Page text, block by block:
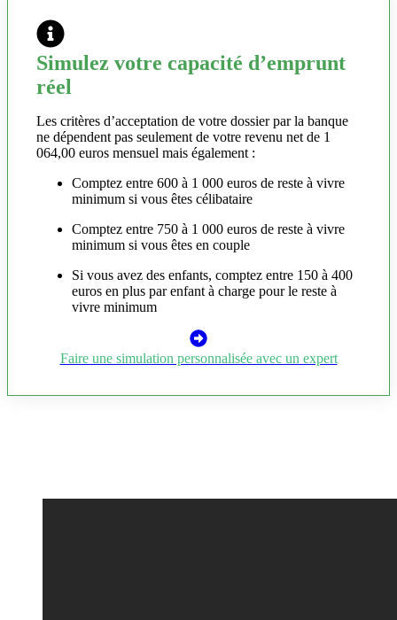
Simulez votre capacité d’emprunt
réel
Les critères d’acceptation de votre dossier par la banque
ne dépendent pas seulement de votre revenu net de 1
064,00 euros mensuel mais également :
Comptez entre 600 à 1 000 euros de reste à vivre
minimum si vous êtes célibataire
Comptez entre 750 à 1 000 euros de reste à vivre
minimum si vous êtes en couple
Si vous avez des enfants, comptez entre 150 à 400
euros en plus par enfant à charge pour le reste à
vivre minimum
Faire une simulation personnalisée avec un expert